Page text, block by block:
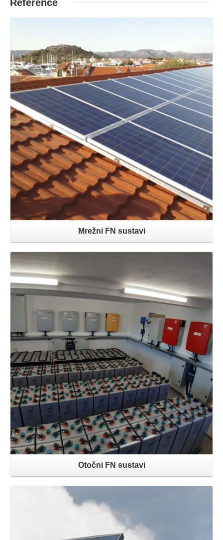
Reference
Opširnije
Mrežni FN sustavi
Otočni FN sustavi